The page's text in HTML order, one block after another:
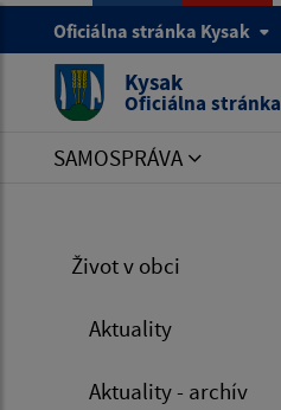
Oficiálna stránka Kysak
Kysak
Oficiálna stránka
SAMOSPRÁVA
Život v obci
Aktuality
Aktuality - archív